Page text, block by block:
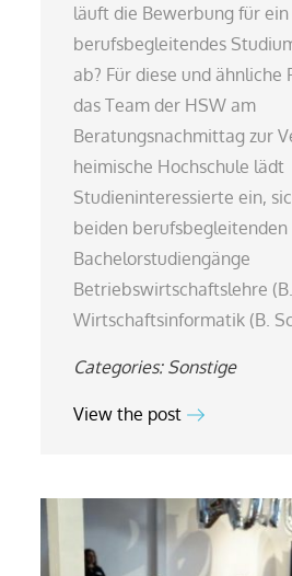
läuft die Bewerbung für ein
berufsbegleitendes
ab? Für diese und ähnliche
das Team der HSW am
Beratungsnachmittag zur
heimische Hochschule lädt
Studieninteressierte ein,
beiden berufsbegleitenden
Bachelorstudiengänge
Betriebswirtschaftslehre
Wirtschaftsinformatik (B.
Categories: Sonstige
View the post